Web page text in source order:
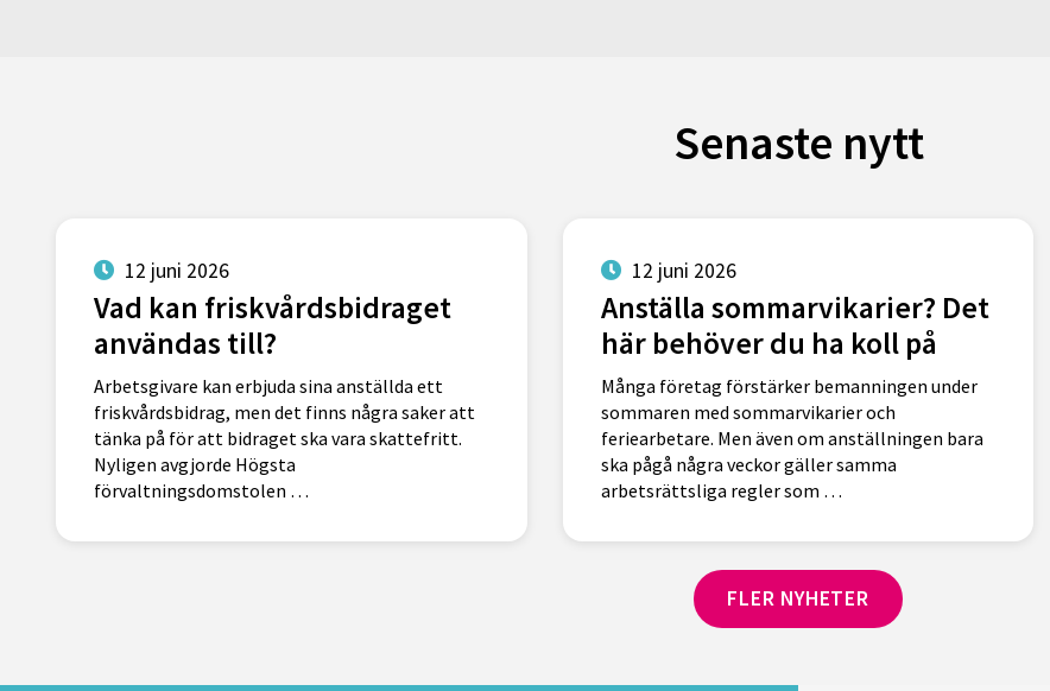
Senaste nytt
12 juni 2026
Vad kan friskvårdsbidraget
användas till?
Arbetsgivare kan erbjuda sina anställda ett
friskvårdsbidrag, men det finns några saker att
tänka på för att bidraget ska vara skattefritt.
Nyligen avgjorde Högsta
förvaltningsdomstolen …
12 juni 2026
Anställa sommarvikarier? Det
här behöver du ha koll på
Många företag förstärker bemanningen under
sommaren med sommarvikarier och
feriearbetare. Men även om anställningen bara
ska pågå några veckor gäller samma
arbetsrättsliga regler som …
FLER NYHETER